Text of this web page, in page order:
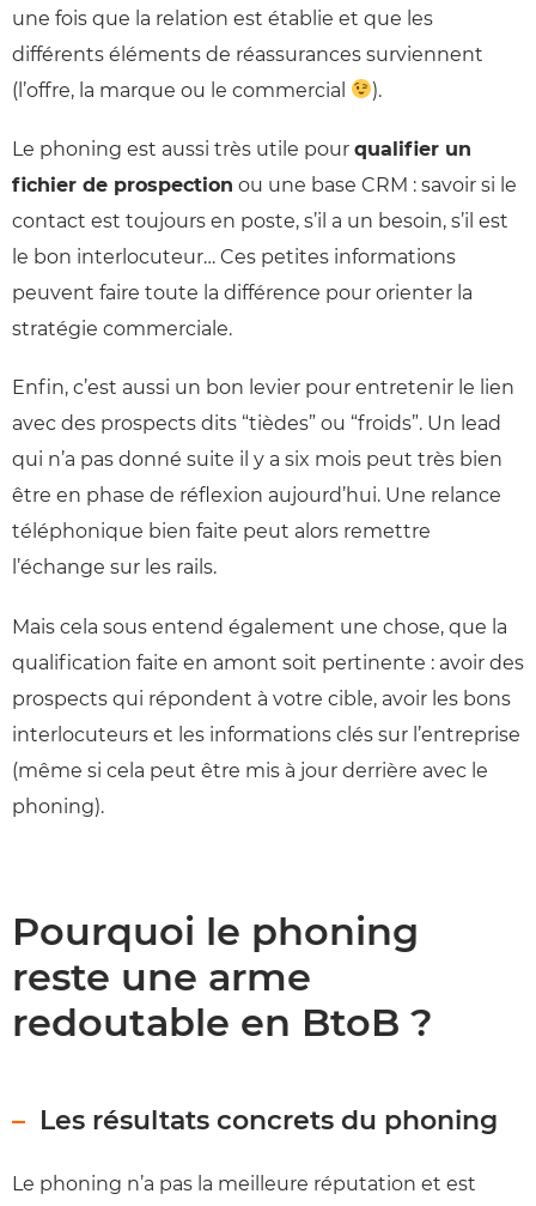
une fois que la relation est établie et que les
différents éléments de réassurances surviennent
(l’offre, la marque ou le commercial
).
Le phoning est aussi très utile pour qualifier un
fichier de prospection ou une base CRM : savoir si le
contact est toujours en poste, s’il a un besoin, s’il est
le bon interlocuteur… Ces petites informations
peuvent faire toute la différence pour orienter la
stratégie commerciale.
Enfin, c’est aussi un bon levier pour entretenir le lien
avec des prospects dits “tièdes” ou “froids”. Un lead
qui n’a pas donné suite il y a six mois peut très bien
être en phase de réflexion aujourd’hui. Une relance
téléphonique bien faite peut alors remettre
l’échange sur les rails.
Mais cela sous entend également une chose, que la
qualification faite en amont soit pertinente : avoir des
prospects qui répondent à votre cible, avoir les bons
interlocuteurs et les informations clés sur l’entreprise
(même si cela peut être mis à jour derrière avec le
phoning).
Pourquoi le phoning
reste une arme
redoutable en BtoB ?
Les résultats concrets du phoning
Le phoning n’a pas la meilleure réputation et est